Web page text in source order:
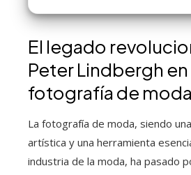
El legado
Peter Lindbergh en
fotografía de moda
La fotografía de moda, siendo
artística y una herramienta
industria de la moda, ha pasado